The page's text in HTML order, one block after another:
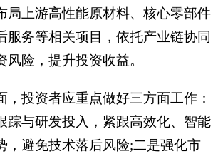
局上游高性能原材料、核心零部件
服务等相关项目，依托产业链协同
风险，提升投资收益。
，投资者应重点做好三方面工作：
踪与研发投入，紧跟高效化、智能
，避免技术落后风险;二是强化市